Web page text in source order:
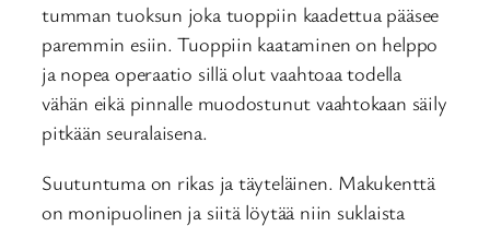
tumman tuoksun joka tuoppiin kaadettua pääsee
paremmin esiin. Tuoppiin kaataminen on helppo
ja nopea operaatio sillä olut vaahtoaa todella
vähän eikä pinnalle muodostunut vaahtokaan säily
pitkään seuralaisena.
Suutuntuma on rikas ja täyteläinen. Makukenttä
on monipuolinen ja siitä löytää niin suklaista